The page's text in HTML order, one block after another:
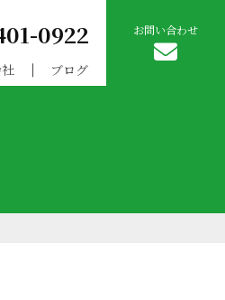
0922
ブログ
お問い合わせ